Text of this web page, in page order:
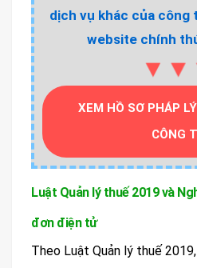
dịch vụ khác của công
website chính
XEM HỒ SƠ PHÁP
CÔNG
Luật Quản lý thuế 2019 và
đơn điện tử
Theo Luật Quản lý thuế